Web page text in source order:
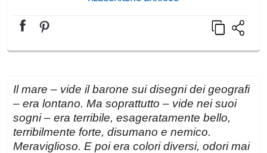
Il mare – vide il barone sui disegni dei geografi
– era lontano. Ma soprattutto – vide nei suoi
sogni – era terribile, esageratamente bello,
terribilmente forte, disumano e nemico.
Meraviglioso. E poi era colori diversi, odori mai